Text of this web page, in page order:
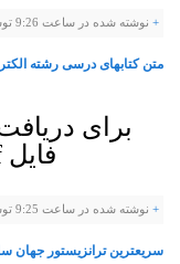
+ نوشته شده در ساعت 9:26 توسط نعمتی |
متن کتابهای درسی رشته
برای
فایل pdf
+ نوشته شده در ساعت 9:25 توسط نعمتی |
سریعترین ترانزیستور جهان